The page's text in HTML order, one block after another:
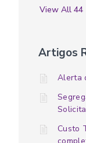
View All 44
Artigos
Alerta
Custo